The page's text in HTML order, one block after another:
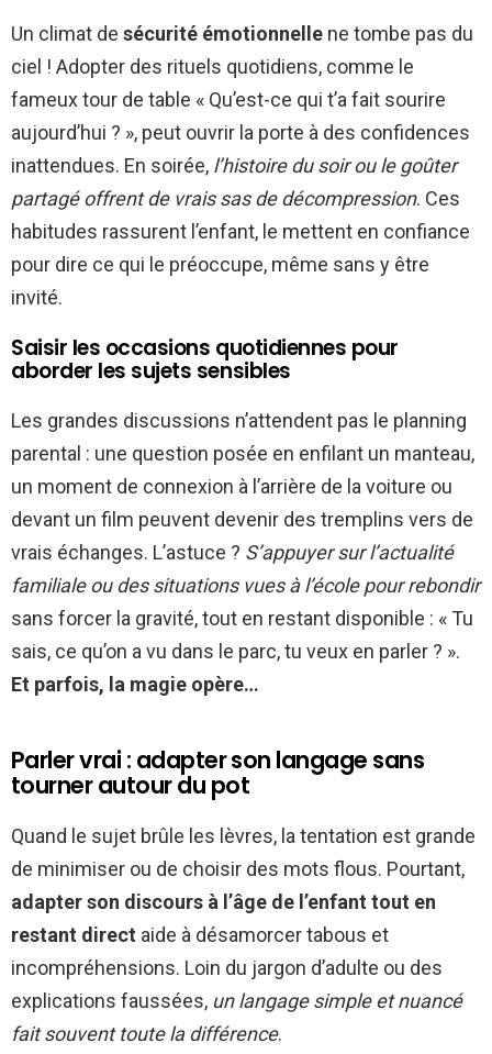
Un climat de sécurité émotionnelle ne tombe pas du
ciel ! Adopter des rituels quotidiens, comme le
fameux tour de table « Qu’est-ce qui t’a fait sourire
aujourd’hui ? », peut ouvrir la porte à des confidences
inattendues. En soirée, l’histoire du soir ou le goûter
partagé offrent de vrais sas de décompression. Ces
habitudes rassurent l’enfant, le mettent en confiance
pour dire ce qui le préoccupe, même sans y être
invité.
Saisir les occasions quotidiennes pour
aborder les sujets sensibles
Les grandes discussions n’attendent pas le planning
parental : une question posée en enfilant un manteau,
un moment de connexion à l’arrière de la voiture ou
devant un film peuvent devenir des tremplins vers de
vrais échanges. L’astuce ? S’appuyer sur l’actualité
familiale ou des situations vues à l’école pour rebondir
sans forcer la gravité, tout en restant disponible : « Tu
sais, ce qu’on a vu dans le parc, tu veux en parler ? ».
Et parfois, la magie opère…
Parler vrai : adapter son langage sans
tourner autour du pot
Quand le sujet brûle les lèvres, la tentation est grande
de minimiser ou de choisir des mots flous. Pourtant,
adapter son discours à l’âge de l’enfant tout en
restant direct aide à désamorcer tabous et
incompréhensions. Loin du jargon d’adulte ou des
explications faussées, un langage simple et nuancé
fait souvent toute la différence.